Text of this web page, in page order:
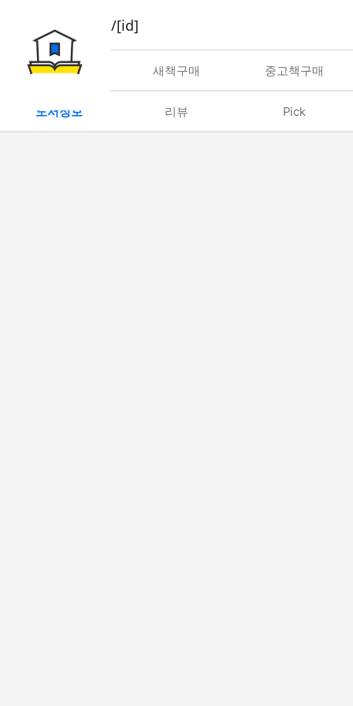
book/rent/[id]
대여 새책구매 중고책구매
도서정보 리뷰 Pick